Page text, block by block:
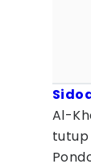
Al-
tutup